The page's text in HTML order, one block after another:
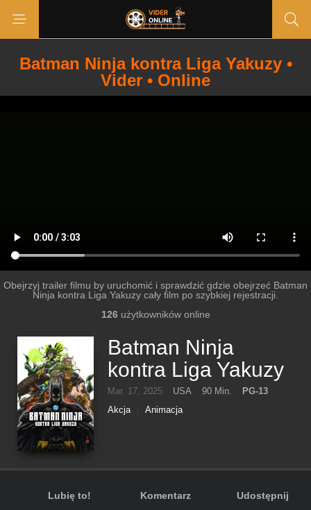
Batman Ninja kontra Liga Yakuzy •
Vider • Online
Obejrzyj trailer filmu by uruchomić i sprawdzić gdzie obejrzeć Batman
Ninja kontra Liga Yakuzy cały film po szybkiej rejestracji.
126użytkowników online
Batman Ninja
kontra Liga Yakuzy
Mar. 17, 2025 USA 90 Min.
PG-13
Akcja
Animacja
Lubię to! Komentarz Udostępnij